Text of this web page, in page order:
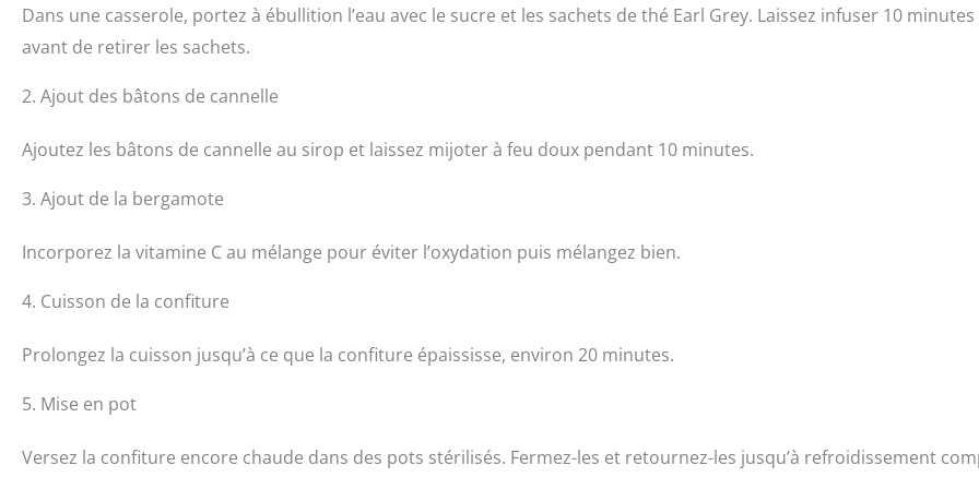
Dans une casserole, portez à ébullition l’eau avec le sucre et les sachets de thé Earl Grey. Laissez infuser 10 minutes
avant de retirer les sachets.
2. Ajout des bâtons de cannelle
Ajoutez les bâtons de cannelle au sirop et laissez mijoter à feu doux pendant 10 minutes.
3. Ajout de la bergamote
Incorporez la vitamine C au mélange pour éviter l’oxydation puis mélangez bien.
4. Cuisson de la confiture
Prolongez la cuisson jusqu’à ce que la confiture épaississe, environ 20 minutes.
5. Mise en pot
Versez la confiture encore chaude dans des pots stérilisés. Fermez-les et retournez-les jusqu’à refroidissement